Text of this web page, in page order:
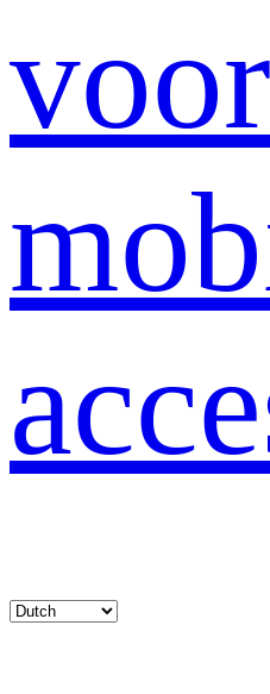
voor